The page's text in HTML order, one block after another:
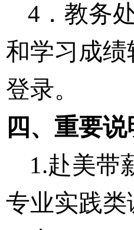
4．教务
和学习成
登录。
四、重要说
1.赴美带
专业实践类